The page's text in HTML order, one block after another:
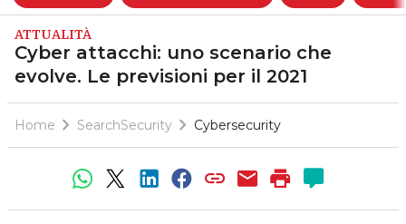
ATTUALITÀ
Cyber attacchi: uno scenario che
evolve. Le previsioni per il 2021
Home SearchSecurity Cybersecurity